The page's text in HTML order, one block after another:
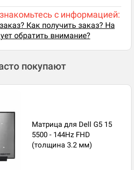
с информацией:
Как получить заказ? На
обратить внимание?
покупают
Матрица для Dell G5 15
5500 - 144Hz FHD
(толщина 3.2 мм)